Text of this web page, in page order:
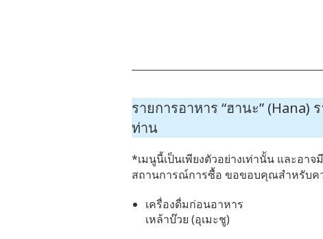
รายการอาหาร “ฮานะ” (Hana)
ท่าน
*เมนูนี้เป็นเพียงตัวอย่างเท่านั้น และอา
สถานการณ์การซื้อ ขอขอบคุณสำหรับค
เครื่องดื่มก่อนอาหาร
เหล้าบ๊วย (อุเมะชู)